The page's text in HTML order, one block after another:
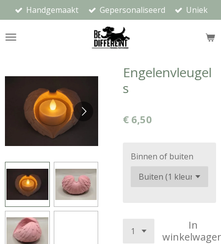
direct
naar
Handgemaakt Gepersonaliseerd Uniek
Engelenvleugel
s
€ 6,50
Binnen of buiten
In